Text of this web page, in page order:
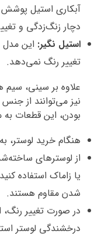
آبکاری استیل
دچار زنگ‌زدگی و
استیل نگیر: این مدل
تغییر رنگ نمی‌دهد.
علاوه بر سینی،
نیز می‌توانند از
بودن، این قطعات
هنگام خرید لوستر،
از لوسترهای
یا زاماک استفاده
شدن مقاوم هستند.
در صورت تغییر رنگ،
درخشندگی لوستر